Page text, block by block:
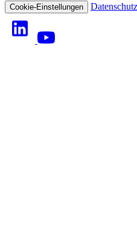
Cookie-Einstellungen